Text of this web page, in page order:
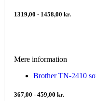
1319,00 - 1458,00 kr.
Mere information
Brother TN-2410
367,00 - 459,00 kr.